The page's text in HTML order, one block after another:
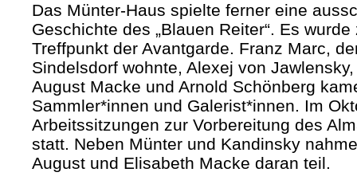
Das Münter-Haus spielte ferner eine
Geschichte des „Blauen Reiter“. Es
Treffpunkt der Avantgarde. Franz Marc,
Sindelsdorf wohnte, Alexej von
August Macke und Arnold Schönberg
Sammler*innen und Galerist*innen. Im
Arbeitssitzungen zur Vorbereitung des
statt. Neben Münter und Kandinsky
August und Elisabeth Macke daran teil.